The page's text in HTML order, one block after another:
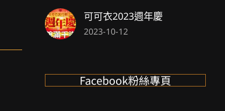
可可衣2023週年慶
2023-10-12
Facebook粉絲專頁